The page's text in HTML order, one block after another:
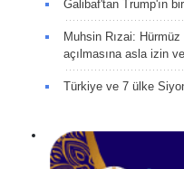
Galibaf'tan Trump'ın
Muhsin Rızai:
açılmasına asla izin
Türkiye ve 7 ülke